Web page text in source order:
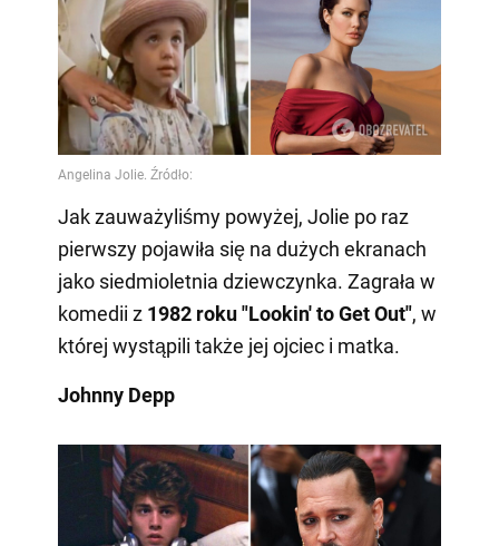
Jak zauważyliśmy powyżej, Jolie po raz
pierwszy pojawiła się na dużych ekranach
jako siedmioletnia dziewczynka. Zagrała w
komedii z 1982 roku "Lookin' to Get Out", w
której wystąpili także jej ojciec i matka.
Johnny Depp